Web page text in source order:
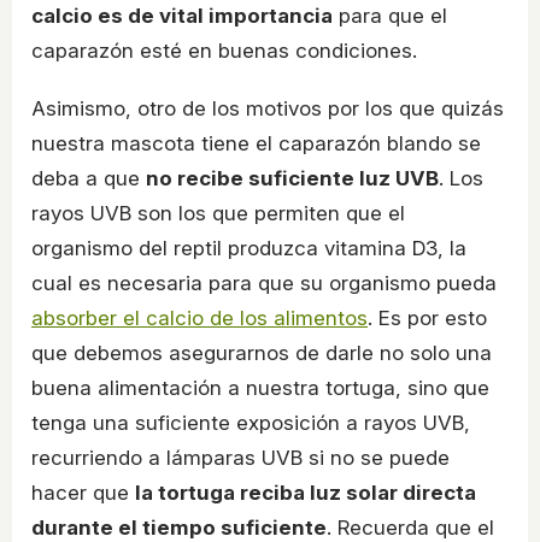
calcio es de vital importancia para que el
caparazón esté en buenas condiciones.
Asimismo, otro de los motivos por los que quizás
nuestra mascota tiene el caparazón blando se
deba a que no recibe suficiente luz UVB. Los
rayos UVB son los que permiten que el
organismo del reptil produzca vitamina D3, la
cual es necesaria para que su organismo pueda
absorber el calcio de los alimentos. Es por esto
que debemos asegurarnos de darle no solo una
buena alimentación a nuestra tortuga, sino que
tenga una suficiente exposición a rayos UVB,
recurriendo a lámparas UVB si no se puede
hacer que la tortuga reciba luz solar directa
durante el tiempo suficiente. Recuerda que el